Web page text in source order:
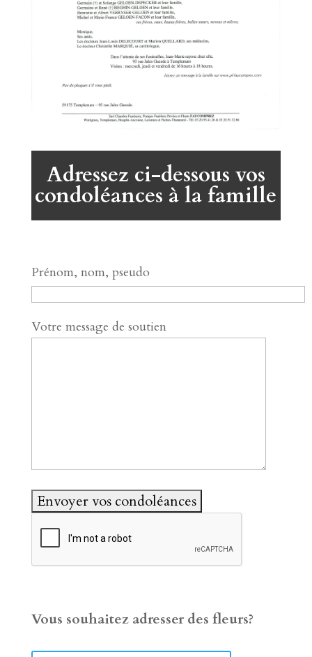
Adressez ci-dessous vos
condoléances à la famille
Prénom, nom, pseudo
Votre message de soutien
Vous souhaitez adresser des fleurs?